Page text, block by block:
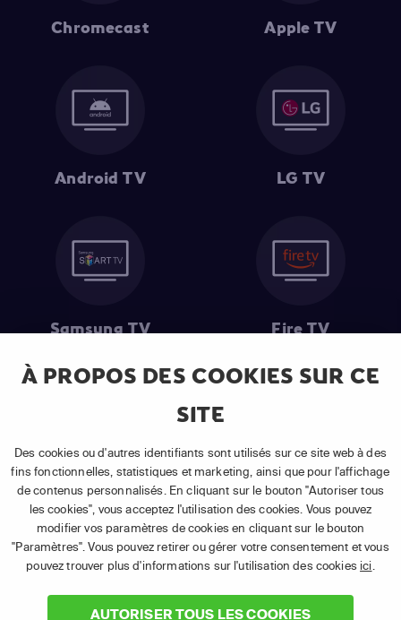
À PROPOS DES COOKIES SUR CE
SITE
Des cookies ou d'autres identifiants sont utilisés sur ce site web à des
fins fonctionnelles, statistiques et marketing, ainsi que pour l'affichage
de contenus personnalisés. En cliquant sur le bouton "Autoriser tous
les cookies", vous acceptez l'utilisation des cookies. Vous pouvez
modifier vos paramètres de cookies en cliquant sur le bouton
"Paramètres". Vous pouvez retirer ou gérer votre consentement et vous
pouvez trouver plus d'informations sur l'utilisation des cookies ici
AUTORISER TOUS LES COOKIES
Chromecast Apple TV
Android TV LG TV
Samsung TV Fire TV
souscription à un abonnement APP TV Basic.
(2) Prix de l'abonnement : TVA comprise, hors promotion, hors frais
uniques d'activation, hors frais de matériel et hors frais d'installation.
(3) Restart & Replay:Voir toutes les chaînes disposant de cette
fonctionnalité.